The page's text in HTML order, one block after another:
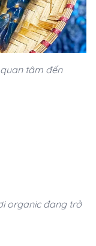
tâm đến
organic đang trở